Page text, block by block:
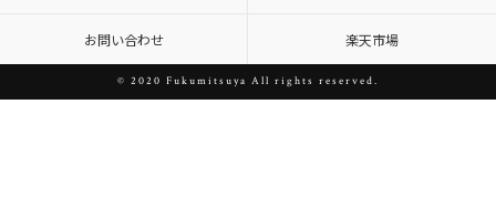
お問い合わせ 楽天市場
©️ 2020 Fukumitsuya All rights reserved.